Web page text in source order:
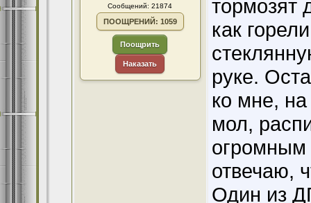
Сообщений: 21874
ПООЩРЕНИЙ: 1059
Поощрить
Наказать
тормозят
как
руке.
ко мне,
мол,
отвечаю,
Один из